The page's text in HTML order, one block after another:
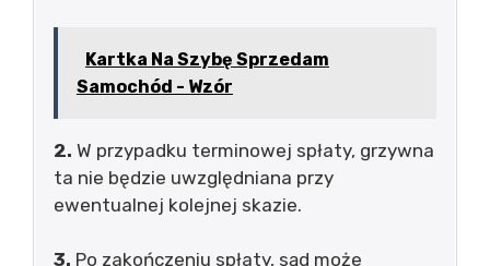
Kartka Na Szybę Sprzedam
Samochód - Wzór
2. W przypadku terminowej spłaty, grzywna
ta nie będzie uwzględniana przy
ewentualnej kolejnej skazie.
3. Po zakończeniu spłaty, sąd może